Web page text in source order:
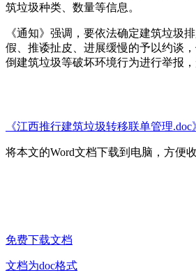
筑垃圾种类、数量等信息。
《通知》强调，要依法确定建筑垃圾
假、推诿扯皮、进展缓慢的予以约谈
倒建筑垃圾等破坏环境行为进行举报
《江西推行建筑垃圾转移联单管理.doc
将本文的Word文档下载到电脑，方便
免费下载文档
文档为doc格式